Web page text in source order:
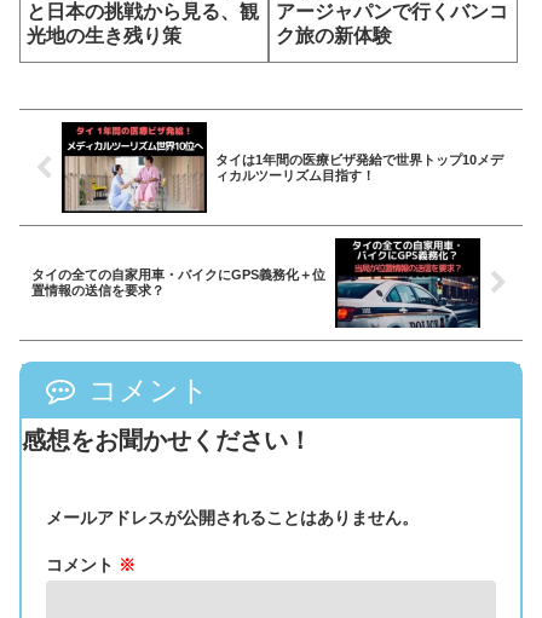
と日本の挑戦から見る、観
光地の生き残り策
アージャパンで行くバンコ
ク旅の新体験
タイは1年間の医療ビザ発給で世界トップ10メデ
ィカルツーリズム目指す！
タイの全ての自家用車・バイクにGPS義務化＋位
置情報の送信を要求？
コメント
感想をお聞かせください！
メールアドレスが公開されることはありません。
コメント ※